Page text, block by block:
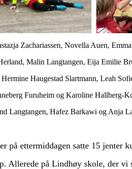
Zachariassen, Novella Auen,
Malin Langtangen, Eija Emilie
Haugestad Slartmann, Leah
Furuheim og Karoline Hallberg-
Langtangen, Hafez Barkawi og Anja
på ettermiddagen satte 15 jenter
Allerede på Lindhøy skole, der vi